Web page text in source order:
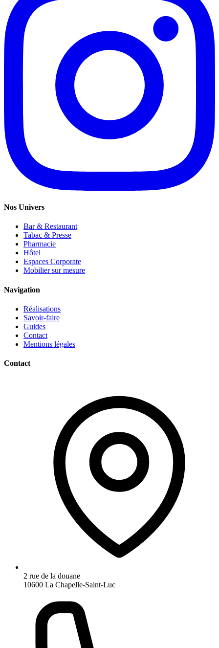
Nos Univers
Bar & Restaurant
Tabac & Presse
Pharmacie
Hôtel
Espaces Corporate
Mobilier sur mesure
Navigation
Réalisations
Savoir-faire
Guides
Contact
Mentions légales
Contact
2 rue de la douane
10600 La Chapelle-Saint-Luc